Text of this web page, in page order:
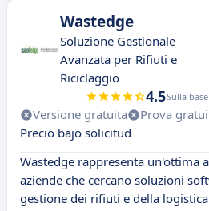
Wastedge
Soluzione Gestionale
Avanzata per Rifiuti e
Riciclaggio
4.5Sulla
Versione gratuita Prova
Precio bajo solicitud
Wastedge rappresenta un'ottima
aziende che cercano soluzioni
gestione dei rifiuti e della